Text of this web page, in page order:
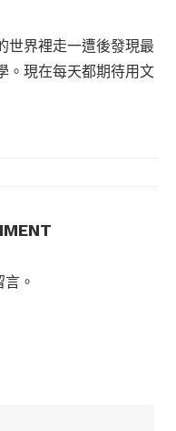
世界裡走一遭後發現最
。現在每天都期待用文
。